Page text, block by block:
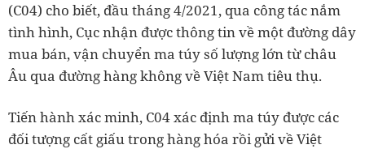
(C04) cho biết, đầu tháng 4/2021, qua công tác nắm
tình hình, Cục nhận được thông tin về một đường dây
mua bán, vận chuyển ma túy số lượng lớn từ châu
Âu qua đường hàng không về Việt Nam tiêu thụ.
Tiến hành xác minh, C04 xác định ma túy được các
đối tượng cất giấu trong hàng hóa rồi gửi về Việt